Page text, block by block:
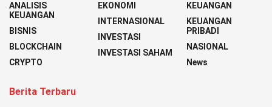
ANALISIS
KEUANGAN
BISNIS
BLOCKCHAIN
CRYPTO
EKONOMI
INTERNASIONAL
INVESTASI
INVESTASI SAHAM
KEUANGAN
KEUANGAN
PRIBADI
NASIONAL
News
Berita Terbaru